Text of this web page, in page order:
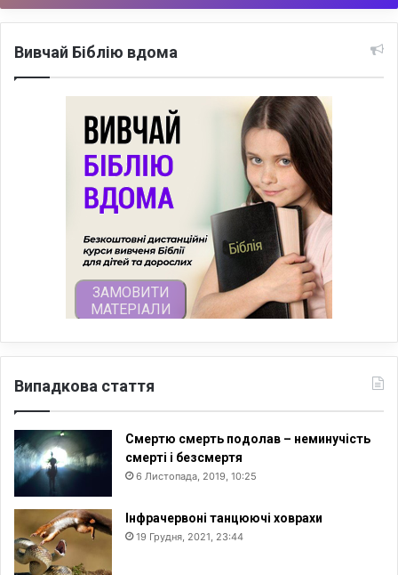
Вивчай Біблію вдома
Випадкова стаття
Смертю смерть подолав – неминучість
смерті і безсмертя
6 Листопада, 2019, 10:25
Інфрачервоні танцюючі ховрахи
19 Грудня, 2021, 23:44